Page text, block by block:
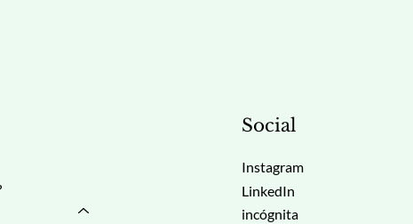
Social
Instagram
LinkedIn
incógnita